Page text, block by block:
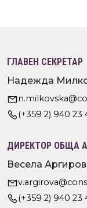
ГЛАВЕН СЕКРЕТАР
Надежда
(+359 2) 940 23
ДИРЕКТОР ОБЩА
Весела
(+359 2) 940 23